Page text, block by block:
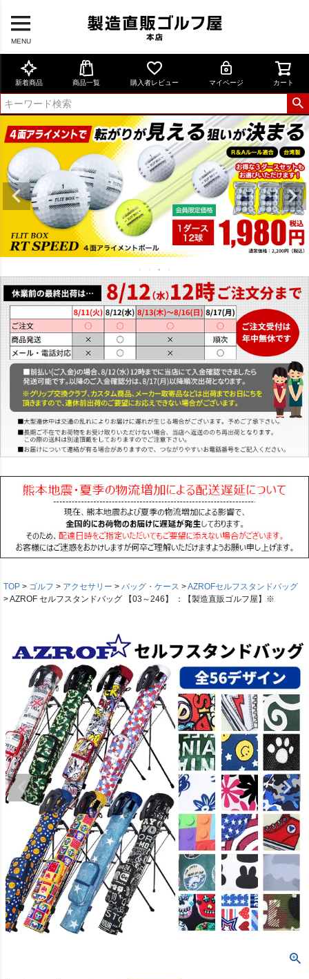
MENU
新着商品 商品一覧 購入者レビュー マイページ カート
TOP ゴルフ アクセサリー バッグ・ケース
AZROFセルフスタンドバッグ
AZROF セルフスタンドバッグ 【03～246】 ：【製造直販ゴルフ屋】※